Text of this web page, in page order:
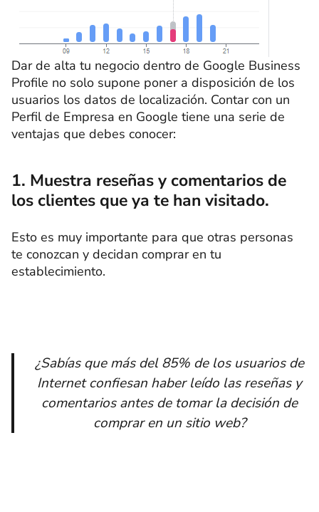
Dar de alta tu negocio dentro de Google Business
Profile no solo supone poner a disposición de los
usuarios los datos de localización. Contar con un
Perfil de Empresa en Google tiene una serie de
ventajas que debes conocer:
1. Muestra reseñas y comentarios de
los clientes que ya te han visitado.
Esto es muy importante para que otras personas
te conozcan y decidan comprar en tu
establecimiento.
¿Sabías que más del 85% de los usuarios de
Internet confiesan haber leído las reseñas y
comentarios antes de tomar la decisión de
comprar en un sitio web?